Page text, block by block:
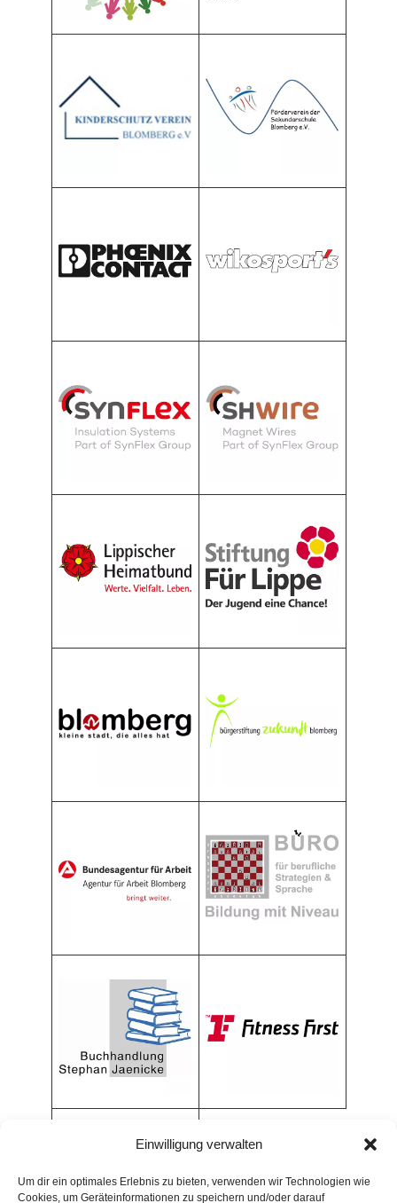
Einwilligung verwalten
Um dir ein optimales Erlebnis zu bieten, verwenden wir Technologien wie
Cookies, um Geräteinformationen zu speichern und/oder darauf